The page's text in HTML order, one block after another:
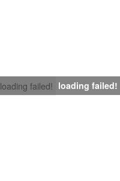
loading failed! loading failed!